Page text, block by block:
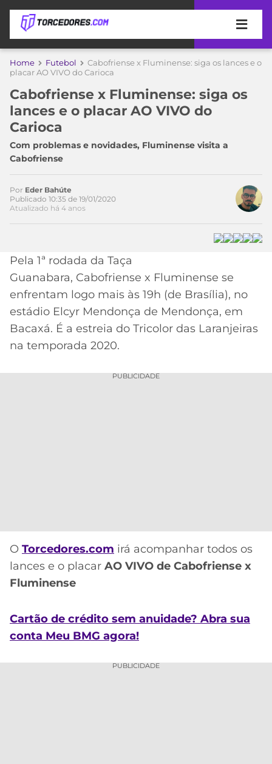
APOSTAS
DE
APOSTA
MELHORES
SITES
DE
APOSTAS
2026
BETBOOM
CÓDIGO
DE
INDICAÇÃO
BET365
MELHORES
CASSINOS
ONLINE
2026
COPA
DO
MUNDO
TIMES
MEU
TIME
PALMEIRAS
CORINTHIANS
SÃO
PAULO
SANTOS
GRÊMIO
MG
CAMPEONATOS
SÉRIE
A
LIBERTADORES
DO
CAMPEÕES
LALIGA
ESPORTIVA
MERCADO
DA
BOLA
PALPITES
Home Futebol
Cabofriense x Fluminense: siga os lances e o
placar AO VIVO do Carioca
Cabofriense x Fluminense: siga os
lances e o placar AO VIVO do
Carioca
Com problemas e novidades, Fluminense visita a
Cabofriense
Acesse o perfil do autor
no Twitter
Por Eder Bahúte
Publicado 10:35 de 19/01/2020
Atualizado há 4 anos
Pela 1ª rodada da Taça
Guanabara, Cabofriense x Fluminense se
enfrentam logo mais às 19h (de Brasília), no
estádio Elcyr Mendonça de Mendonça, em
Bacaxá. É a estreia do Tricolor das Laranjeiras
na temporada 2020.
PUBLICIDADE
O Torcedores.com irá acompanhar todos os
lances e o placar AO VIVO de Cabofriense x
Fluminense
Cartão de crédito sem anuidade? Abra sua
conta Meu BMG agora!
PUBLICIDADE